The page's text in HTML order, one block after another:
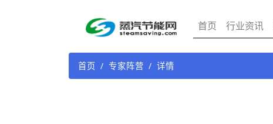
首页 行业资讯
首页 专家阵营 详情